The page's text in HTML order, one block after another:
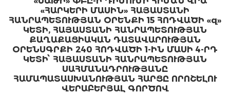
«ՀԱՐԿԵՐԻ ՄԱՍԻՆ» ՀԱՅԱՍՏԱՆԻ
ՀԱՆՐԱՊԵՏՈՒԹՅԱՆ ՕՐԵՆՔԻ 15 ՀՈԴՎԱԾԻ «զ»
ԿԵՏԻ, ՀԱՅԱՍՏԱՆԻ ՀԱՆՐԱՊԵՏՈՒԹՅԱՆ
ՔԱՂԱՔԱՑԻԱԿԱՆ ԴԱՏԱՎԱՐՈՒԹՅԱՆ
ՕՐԵՆՍԳՐՔԻ 240 ՀՈԴՎԱԾԻ 1-ԻՆ ՄԱՍԻ 4-ՐԴ
ԿԵՏԻ՝ ՀԱՅԱՍՏԱՆԻ ՀԱՆՐԱՊԵՏՈՒԹՅԱՆ
ՍԱՀՄԱՆԱԴՐՈՒԹՅԱՆԸ
ՀԱՄԱՊԱՏԱՍԽԱՆՈՒԹՅԱՆ ՀԱՐՑԸ ՈՐՈՇԵԼՈՒ
ՎԵՐԱԲԵՐՅԱԼ ԳՈՐԾՈՎ